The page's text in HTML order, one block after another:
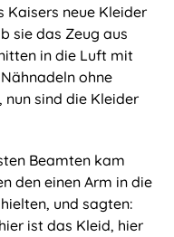
neue Kleider
sie das Zeug aus
in die Luft mit
ohne
nun sind die Kleider
Beamten kam
den einen Arm in die
und sagten:
ist das Kleid, hier